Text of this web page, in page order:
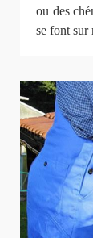
ou des
se font sur